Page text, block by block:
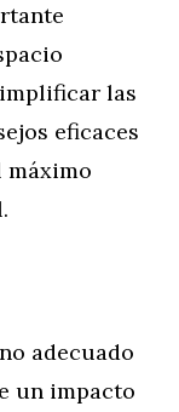
las
eficaces
máximo
adecuado
un impacto